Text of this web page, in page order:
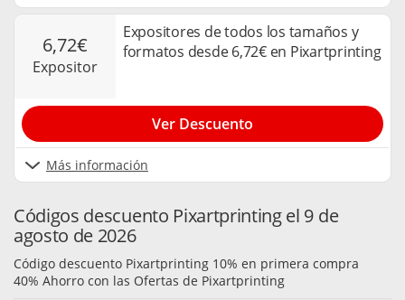
6,72€
expositor
Expositores de todos los tamaños y
formatos desde 6,72€ en Pixartprinting
Más información
Ver Descuento
Códigos descuento Pixartprinting el 9 de
agosto de 2026
Código descuento Pixartprinting 10% en primera compra
40% Ahorro con las Ofertas de Pixartprinting